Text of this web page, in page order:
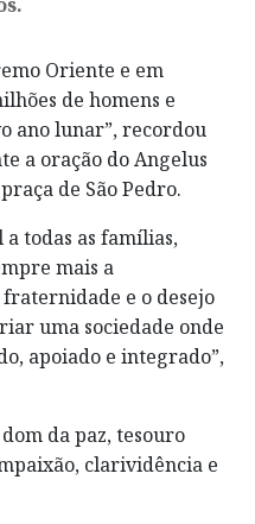
Oriente e em
de homens e
ano lunar”, recordou
a oração do Angelus
de São Pedro.
todas as famílias,
mais a
e o desejo
uma sociedade onde
apoiado e integrado”,
da paz, tesouro
clarividência e